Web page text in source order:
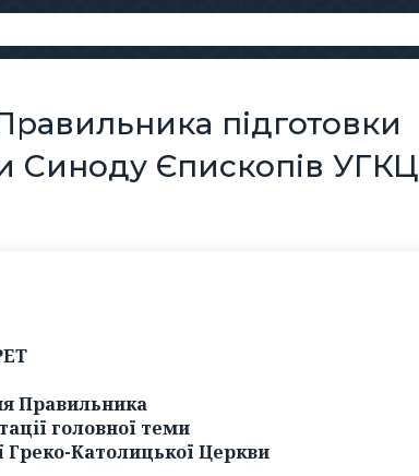
підготовки
Синоду Єпископів УГКЦ
Правильника
головної теми
Греко-Католицької Церкви